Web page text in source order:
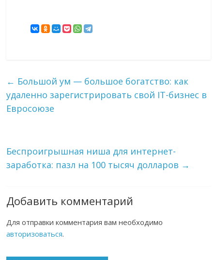
← Большой ум — большое богатство: как
удаленно зарегистрировать свой IT-бизнес в
Евросоюзе
Беспроигрышная ниша для интернет-
заработка: пазл на 100 тысяч долларов →
Добавить комментарий
Для отправки комментария вам необходимо
авторизоваться.